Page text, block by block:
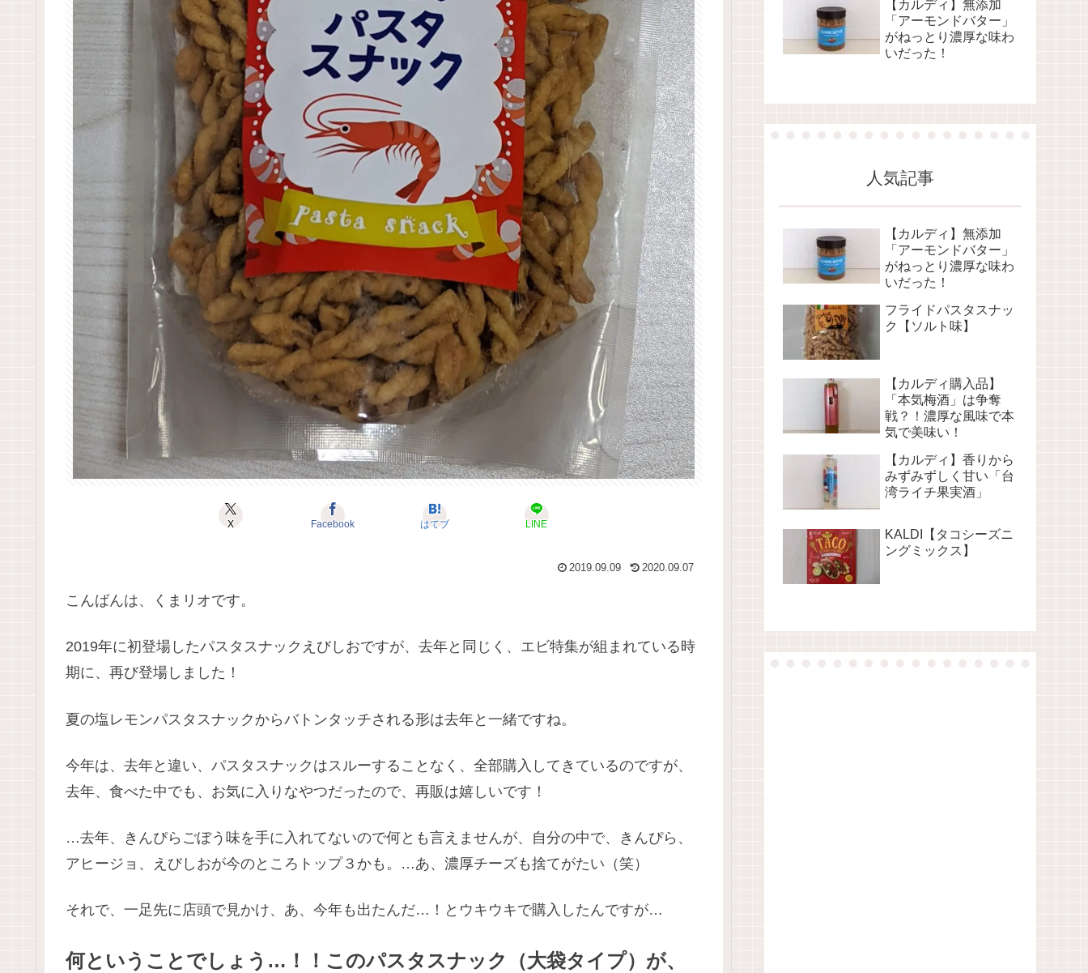
X Facebook はてブ LINE
2019.09.09 2020.09.07
こんばんは、くまリオです。
2019年に初登場したパスタスナックえびしおですが、去年と同じく、エビ特集が組まれている時
期に、再び登場しました！
夏の塩レモンパスタスナックからバトンタッチされる形は去年と一緒ですね。
今年は、去年と違い、パスタスナックはスルーすることなく、全部購入してきているのですが、
去年、食べた中でも、お気に入りなやつだったので、再販は嬉しいです！
…去年、きんぴらごぼう味を手に入れてないので何とも言えませんが、自分の中で、きんぴら、
アヒージョ、えびしおが今のところトップ３かも。…あ、濃厚チーズも捨てがたい（笑）
それで、一足先に店頭で見かけ、あ、今年も出たんだ…！とウキウキで購入したんですが…
何ということでしょう…！！このパスタスナック（大袋タイプ）が、
【カルディ】無添加
「アーモンドバター」
がねっとり濃厚な味わ
いだった！
人気記事
【カルディ】無添加
「アーモンドバター」
がねっとり濃厚な味わ
いだった！
フライドパスタスナッ
ク【ソルト味】
【カルディ購入品】
「本気梅酒」は争奪
戦？！濃厚な風味で本
気で美味い！
【カルディ】香りから
みずみずしく甘い「台
湾ライチ果実酒」
KALDI【タコシーズニ
ングミックス】